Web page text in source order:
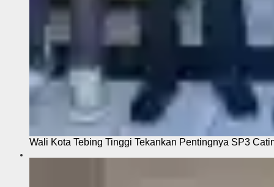
Wali Kota Tebing Tinggi Tekankan Pentingnya SP3